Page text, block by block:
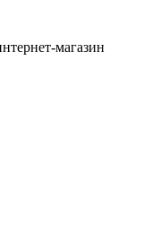
магазин